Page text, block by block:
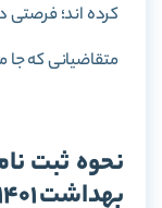
کرده اند؛ فرصتی
متقاضیانی که جا
نحوه ثبت
بهداشت 1401